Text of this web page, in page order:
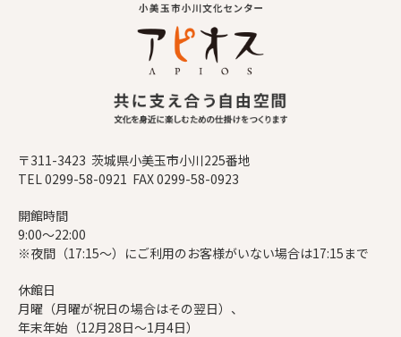
〒311-3423 茨城県小美玉市小川225番地
TEL 0299-58-0921 FAX 0299-58-0923
開館時間
9:00～22:00
※夜間（17:15～）にご利用のお客様がいない場合は17:15まで
休館日
月曜（月曜が祝日の場合はその翌日）、
年末年始（12月28日～1月4日）